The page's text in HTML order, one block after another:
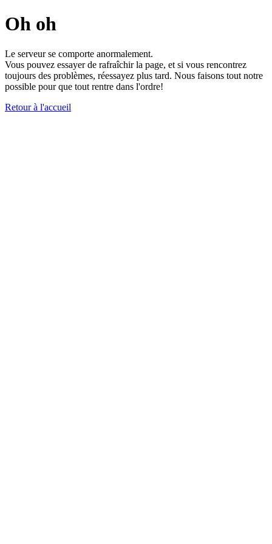
Oh oh
Le serveur se comporte anormalement.
Vous pouvez essayer de rafraîchir la page, et si vous rencontrez
toujours des problèmes, réessayez plus tard. Nous faisons tout notre
possible pour que tout rentre dans l'ordre!
Retour à l'accueil